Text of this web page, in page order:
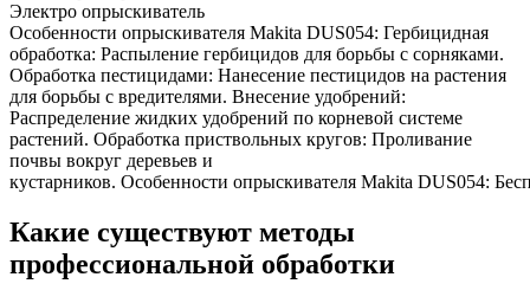
Электро опрыскиватель
Особенности опрыскивателя Makita DUS054: Гербицидная
обработка: Распыление гербицидов для борьбы с сорняками.
Обработка пестицидами: Нанесение пестицидов на растения
для борьбы с вредителями. Внесение удобрений:
Распределение жидких удобрений по корневой системе
растений. Обработка приствольных кругов: Проливание
почвы вокруг деревьев и
кустарников. Особенности опрыскивателя Makita DUS054:
Какие существуют методы
профессиональной обработки